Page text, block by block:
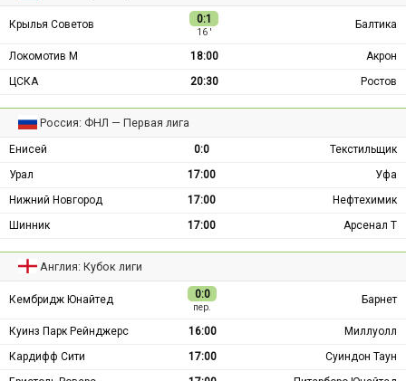
Крылья Советов 0:1
16 ′
Балтика
Локомотив М 18:00
Акрон
ЦСКА
20:30 Ростов
Россия: ФНЛ — Первая лига
Енисей 0:0
Текстильщик
Урал
17:00
Уфа
Нижний Новгород
17:00
Нефтехимик
Шинник
17:00 Арсенал Т
Англия: Кубок лиги
Кембридж Юнайтед 0:0
пер.
Барнет
Куинз Парк Рейнджерс 16:00
Миллуолл
Кардифф Сити
17:00
Суиндон Таун